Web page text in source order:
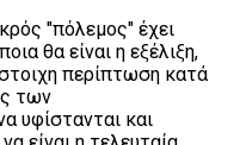
"πόλεμος" έχει
θα είναι η εξέλιξη,
περίπτωση κατά
των
υφίστανται και